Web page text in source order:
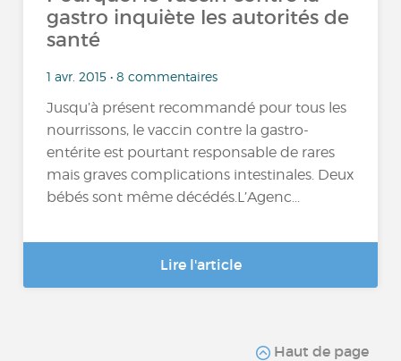
gastro inquiète les autorités de
santé
1 avr. 2015 • 8 commentaires
Jusqu’à présent recommandé pour tous les
nourrissons, le vaccin contre la gastro-
entérite est pourtant responsable de rares
mais graves complications intestinales. Deux
bébés sont même décédés.L’Agenc...
Lire l'article
Haut de page